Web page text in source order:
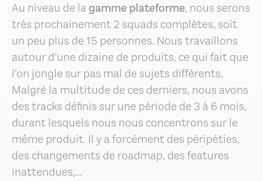
Au niveau de la gamme plateforme, nous serons
très prochainement 2 squads complètes, soit
un peu plus de 15 personnes. Nous travaillons
autour d’une dizaine de produits, ce qui fait que
l’on jongle sur pas mal de sujets différents.
Malgré la multitude de ces derniers, nous avons
des tracks définis sur une période de 3 à 6 mois,
durant lesquels nous nous concentrons sur le
même produit. Il y a forcément des péripéties,
des changements de roadmap, des features
inattendues,...